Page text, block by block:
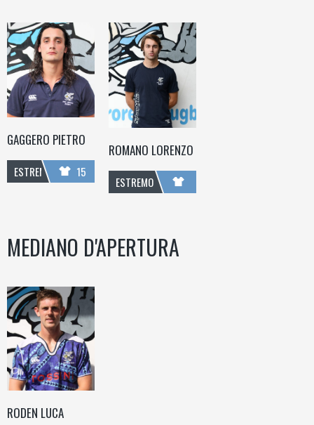
GAGGERO PIETRO
15
ESTREMO
ROMANO LORENZO
ESTREMO
MEDIANO D'APERTURA
RODEN LUCA